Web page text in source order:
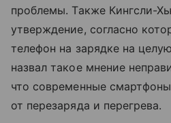
проблемы. Также Кингсли-
утверждение, согласно
телефон на зарядке на
назвал такое мнение
что современные
от перезаряда и перегрева.